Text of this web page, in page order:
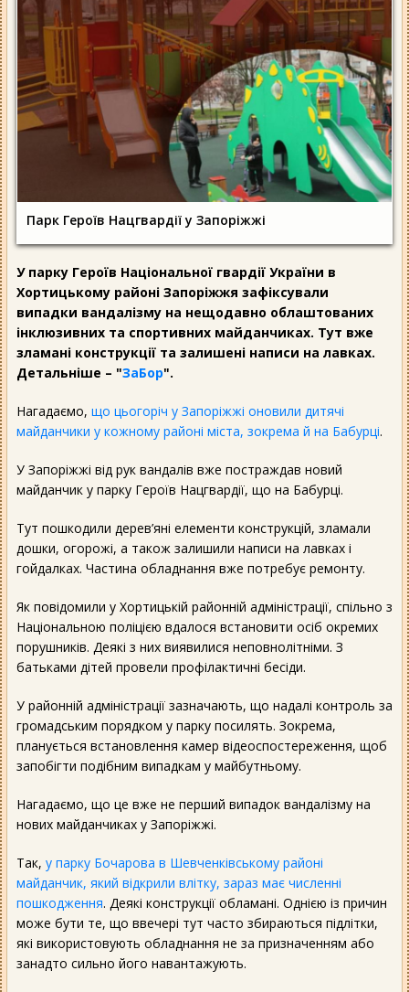
Парк Героїв Нацгвардії у Запоріжжі
У парку Героїв Національної гвардії України в
Хортицькому районі Запоріжжя зафіксували
випадки вандалізму на нещодавно облаштованих
інклюзивних та спортивних майданчиках. Тут вже
зламані конструкції та залишені написи на лавках.
Детальніше – "ЗаБор".
Нагадаємо, що цьогоріч у Запоріжжі оновили дитячі
майданчики у кожному районі міста, зокрема й на Бабурці.
У Запоріжжі від рук вандалів вже постраждав новий
майданчик у парку Героїв Нацгвардії, що на Бабурці.
Тут пошкодили дерев’яні елементи конструкцій, зламали
дошки, огорожі, а також залишили написи на лавках і
гойдалках. Частина обладнання вже потребує ремонту.
Як повідомили у Хортицькій районній адміністрації, спільно з
Національною поліцією вдалося встановити осіб окремих
порушників. Деякі з них виявилися неповнолітніми. З
батьками дітей провели профілактичні бесіди.
У районній адміністрації зазначають, що надалі контроль за
громадським порядком у парку посилять. Зокрема,
планується встановлення камер відеоспостереження, щоб
запобігти подібним випадкам у майбутньому.
Нагадаємо, що це вже не перший випадок вандалізму на
нових майданчиках у Запоріжжі.
Так, у парку Бочарова в Шевченківському районі
майданчик, який відкрили влітку, зараз має численні
пошкодження. Деякі конструкції обламані. Однією із причин
може бути те, що ввечері тут часто збираються підлітки,
які використовують обладнання не за призначенням або
занадто сильно його навантажують.